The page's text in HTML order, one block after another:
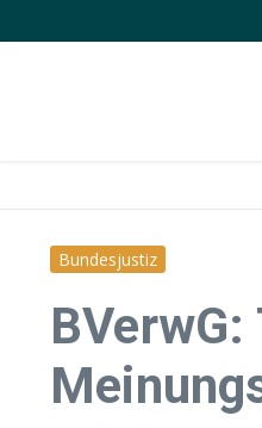
Bundesjustiz